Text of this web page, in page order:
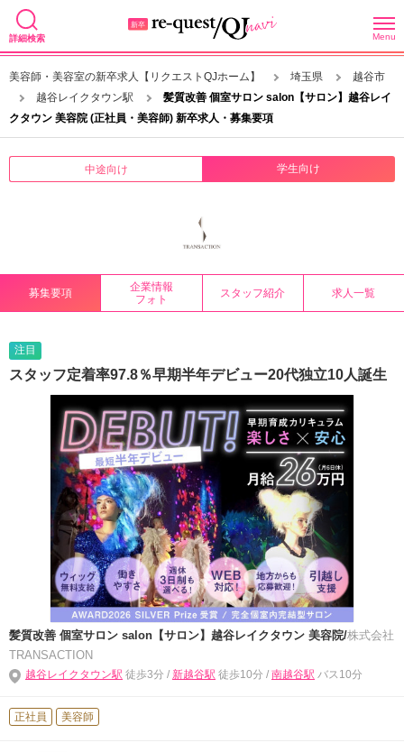
詳細検索 Menu
美容師・美容室の新卒求人【リクエストQJホーム】 埼玉県
越谷市
越谷レイクタウン駅
髪質改善 個室サロン salon【サロン】越谷レイ
クタウン 美容院 (正社員・美容師) 新卒求人・募集要項
中途向け 学生向け
募集要項
企業情報
フォト
スタッフ紹介 求人一覧
注目
スタッフ定着率97.8％早期半年デビュー20代独立10人誕生
髪質改善 個室サロン salon【サロン】越谷レイクタウン 美容院/株式会社
TRANSACTION
越谷レイクタウン駅 徒歩3分 / 新越谷駅 徒歩10分 / 南越谷駅 バス10分
正社員 美容師